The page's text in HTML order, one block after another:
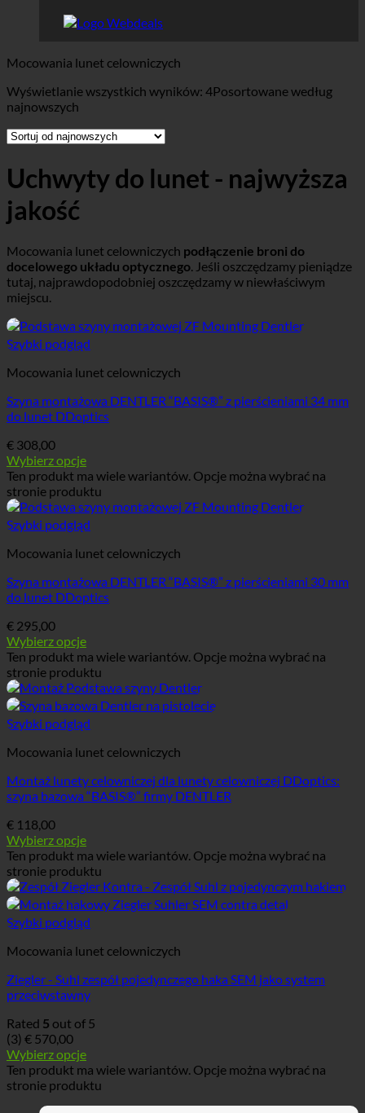
Mocowania lunet celowniczych
Wyświetlanie wszystkich wyników: 4Posortowane według
najnowszych
Uchwyty do lunet - najwyższa
jakość
Mocowania lunet celowniczych podłączenie broni do
docelowego układu optycznego. Jeśli oszczędzamy pieniądze
tutaj, najprawdopodobniej oszczędzamy w niewłaściwym
miejscu.
Szybki podgląd
Mocowania lunet celowniczych
Szyna montażowa DENTLER “BASIS®” z pierścieniami 34 mm
do lunet DDoptics
€ 308,00
Wybierz opcje
Ten produkt ma wiele wariantów. Opcje można wybrać na
stronie produktu
Szybki podgląd
Mocowania lunet celowniczych
Szyna montażowa DENTLER “BASIS®” z pierścieniami 30 mm
do lunet DDoptics
€ 295,00
Wybierz opcje
Ten produkt ma wiele wariantów. Opcje można wybrać na
stronie produktu
Szybki podgląd
Mocowania lunet celowniczych
Montaż lunety celowniczej dla lunety celowniczej DDoptics:
szyna bazowa “BASIS®” firmy DENTLER
€ 118,00
Wybierz opcje
Ten produkt ma wiele wariantów. Opcje można wybrać na
stronie produktu
Szybki podgląd
Mocowania lunet celowniczych
Ziegler - Suhl zespół pojedynczego haka SEM jako system
przeciwstawny
Rated 5 out of 5
(3) € 570,00
Wybierz opcje
Ten produkt ma wiele wariantów. Opcje można wybrać na
stronie produktu